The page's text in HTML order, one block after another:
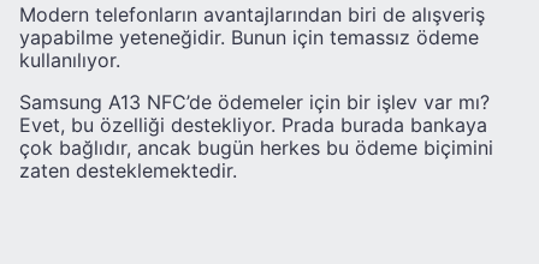
Modern telefonların avantajlarından biri de alışveriş
yapabilme yeteneğidir. Bunun için temassız ödeme
kullanılıyor.
Samsung A13 NFC’de ödemeler için bir işlev var mı?
Evet, bu özelliği destekliyor. Prada burada bankaya
çok bağlıdır, ancak bugün herkes bu ödeme biçimini
zaten desteklemektedir.